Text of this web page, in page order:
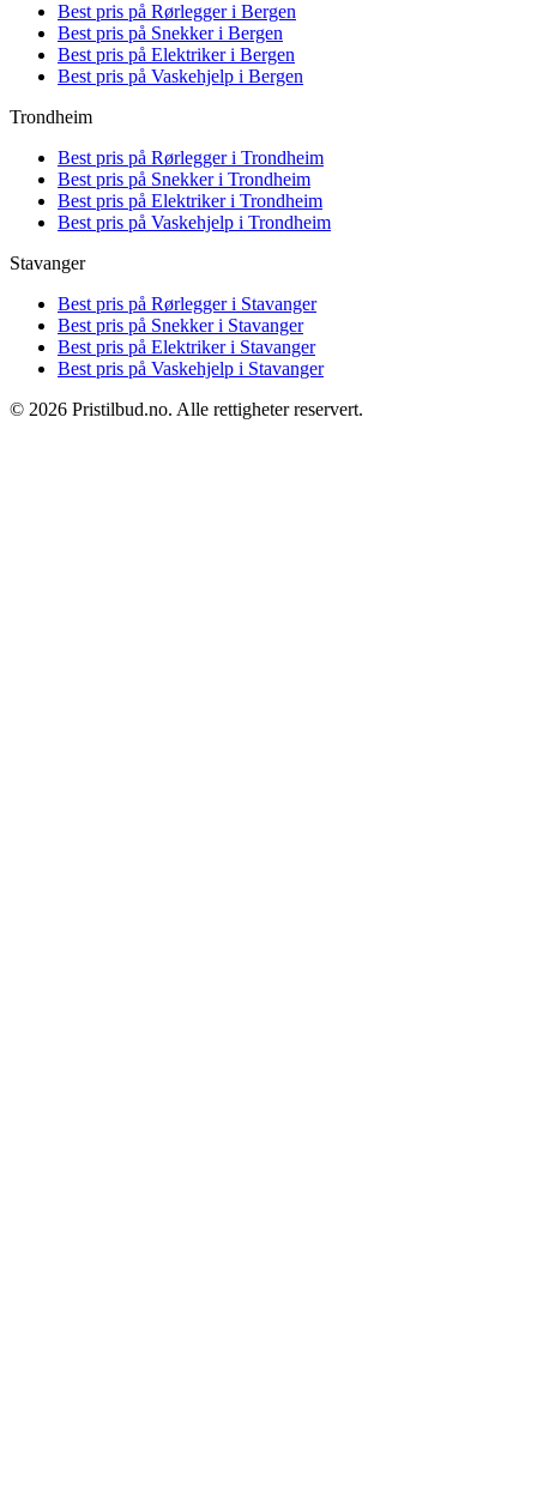
Best pris på Rørlegger i Bergen
Best pris på Snekker i Bergen
Best pris på Elektriker i Bergen
Best pris på Vaskehjelp i Bergen
Trondheim
Best pris på Rørlegger i Trondheim
Best pris på Snekker i Trondheim
Best pris på Elektriker i Trondheim
Best pris på Vaskehjelp i Trondheim
Stavanger
Best pris på Rørlegger i Stavanger
Best pris på Snekker i Stavanger
Best pris på Elektriker i Stavanger
Best pris på Vaskehjelp i Stavanger
© 2026 Pristilbud.no. Alle rettigheter reservert.